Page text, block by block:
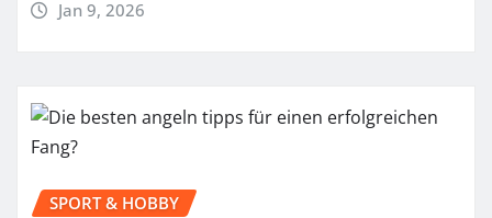
Jan 9, 2026
SPORT & HOBBY